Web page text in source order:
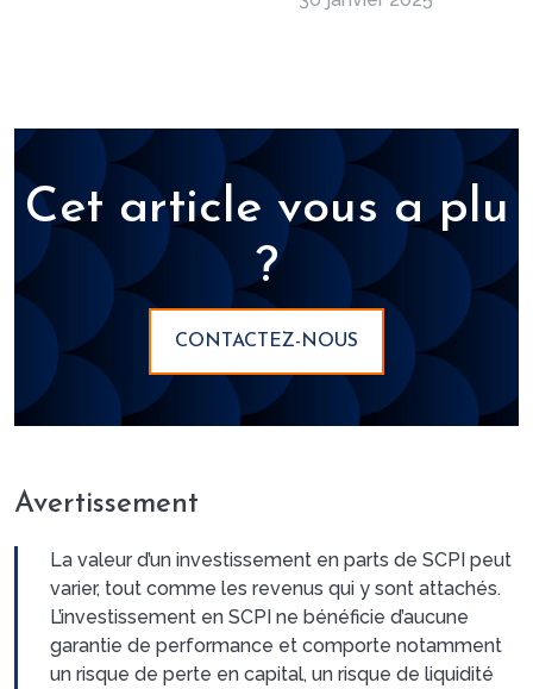
Cet article vous a plu
?
CONTACTEZ-NOUS
Avertissement
La valeur d’un investissement en parts de SCPI peut
varier, tout comme les revenus qui y sont attachés.
L’investissement en SCPI ne bénéficie d’aucune
garantie de performance et comporte notamment
un risque de perte en capital, un risque de liquidité